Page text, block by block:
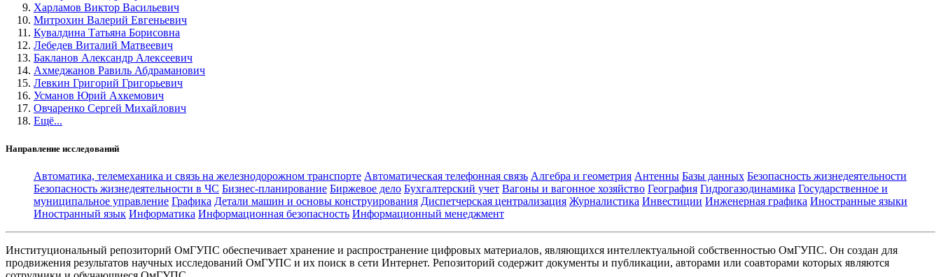
Харламов Виктор Васильевич
Митрохин Валерий Евгеньевич
Кувалдина Татьяна Борисовна
Лебедев Виталий Матвеевич
Бакланов Александр Алексеевич
Ахмеджанов Равиль Абдраманович
Левкин Григорий Григорьевич
Усманов Юрий Ахкемович
Овчаренко Сергей Михайлович
Ещё...
Направление исследований
Автоматика, телемеханика и связь на железнодорожном транспорте Автоматическая телефонная связь Алгебра и геометрия Антенны Базы данных Безопасность жизнедеятельности
Безопасность жизнедеятельности в ЧС Бизнес-планирование Биржевое дело Бухгалтерский учет Вагоны и вагонное хозяйство География Гидрогазодинамика Государственное и
муниципальное управление Графика Детали машин и основы конструирования Диспетчерская централизация Журналистика Инвестиции Инженерная графика Иностранные языки
Иностранный язык Информатика Информационная безопасность Информационный менеджмент
Институциональный репозиторий ОмГУПС обеспечивает хранение и распространение цифровых материалов, являющихся интеллектуальной собственностью ОмГУПС. Он создан для
продвижения результатов научных исследований ОмГУПС и их поиск в сети Интернет. Репозиторий содержит документы и публикации, авторами или соавторами которых являются